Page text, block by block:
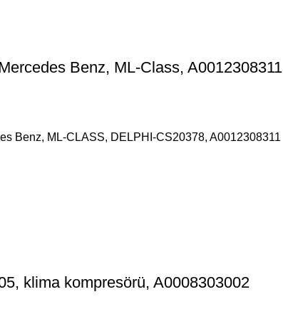
Benz, ML-Class, A0012308311
Benz, ML-CLASS, DELPHI-CS20378, A0012308311
klima kompresörü, A0008303002